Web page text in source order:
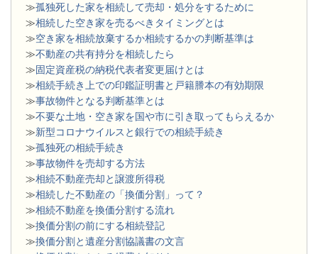
≫孤独死した家を相続して売却・処分をするために
≫相続した空き家を売るべきタイミングとは
≫空き家を相続放棄するか相続するかの判断基準は
≫不動産の共有持分を相続したら
≫固定資産税の納税代表者変更届けとは
≫相続手続き上での印鑑証明書と戸籍謄本の有効期限
≫事故物件となる判断基準とは
≫不要な土地・空き家を国や市に引き取ってもらえるか
≫新型コロナウイルスと銀行での相続手続き
≫孤独死の相続手続き
≫事故物件を売却する方法
≫相続不動産売却と譲渡所得税
≫相続した不動産の「換価分割」って？
≫相続不動産を換価分割する流れ
≫換価分割の前にする相続登記
≫換価分割と遺産分割協議書の文言